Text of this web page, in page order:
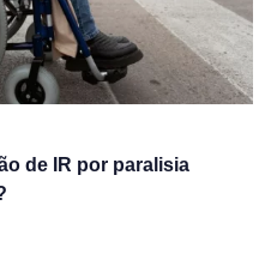
de IR por paralisia